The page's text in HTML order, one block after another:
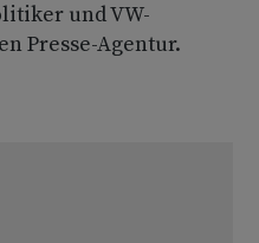
und VW-
Presse-Agentur.